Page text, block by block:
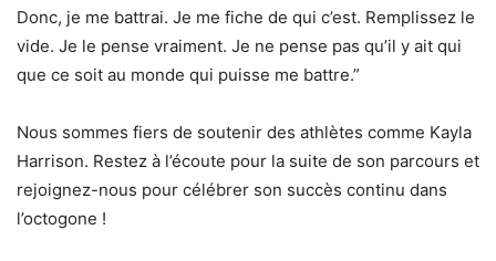
Donc, je me battrai. Je me fiche de qui c’est. Remplissez le
vide. Je le pense vraiment. Je ne pense pas qu’il y ait qui
que ce soit au monde qui puisse me battre.”
Nous sommes fiers de soutenir des athlètes comme Kayla
Harrison. Restez à l’écoute pour la suite de son parcours et
rejoignez-nous pour célébrer son succès continu dans
l’octogone !